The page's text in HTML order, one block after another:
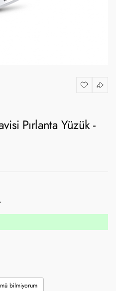
Pırlanta Yüzük -
bilmiyorum